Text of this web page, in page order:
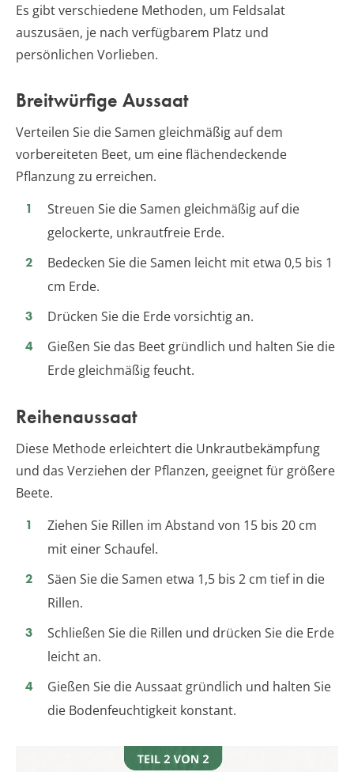
Es gibt verschiedene Methoden, um Feldsalat
auszusäen, je nach verfügbarem Platz und
persönlichen Vorlieben.
Breitwürfige Aussaat
Verteilen Sie die Samen gleichmäßig auf dem
vorbereiteten Beet, um eine flächendeckende
Pflanzung zu erreichen.
Streuen Sie die Samen gleichmäßig auf die
gelockerte, unkrautfreie Erde.
Bedecken Sie die Samen leicht mit etwa 0,5 bis 1
cm Erde.
Drücken Sie die Erde vorsichtig an.
Gießen Sie das Beet gründlich und halten Sie die
Erde gleichmäßig feucht.
Reihenaussaat
Diese Methode erleichtert die Unkrautbekämpfung
und das Verziehen der Pflanzen, geeignet für größere
Beete.
Ziehen Sie Rillen im Abstand von 15 bis 20 cm
mit einer Schaufel.
Säen Sie die Samen etwa 1,5 bis 2 cm tief in die
Rillen.
Schließen Sie die Rillen und drücken Sie die Erde
leicht an.
Gießen Sie die Aussaat gründlich und halten Sie
die Bodenfeuchtigkeit konstant.